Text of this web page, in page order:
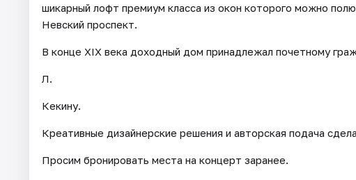
шикарный лофт премиум класса из окон которого можно
Невский проспект.
В конце XIX века доходный дом принадлежал почетному
Л.
Кекину.
Креативные дизайнерские решения и авторская подача
Просим бронировать места на концерт заранее.